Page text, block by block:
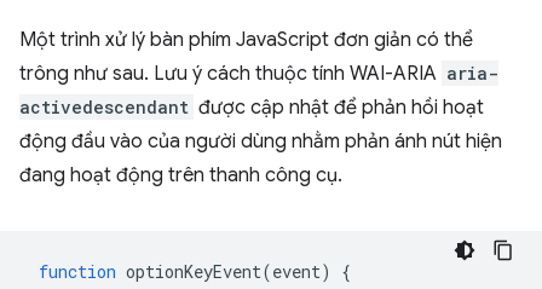
Một trình xử lý bàn phím JavaScript đơn giản có thể
trông như sau. Lưu ý cách thuộc tính WAI-ARIA aria-
activedescendant được cập nhật để phản hồi hoạt
động đầu vào của người dùng nhằm phản ánh nút hiện
đang hoạt động trên thanh công cụ.
function optionKeyEvent(event)
{